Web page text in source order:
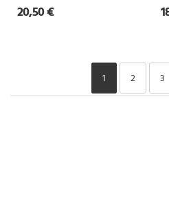
20,50 €
1 2 3